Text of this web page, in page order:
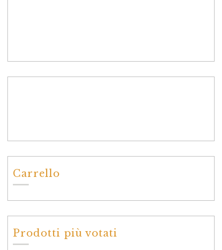
Carrello
Prodotti più votati